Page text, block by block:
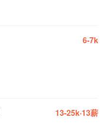
6-7k
13-25k·13薪